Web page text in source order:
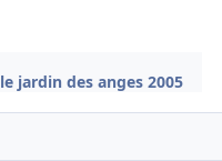
le jardin des anges 2005